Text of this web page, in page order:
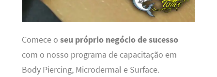
Comece o seu próprio negócio de sucesso
com o nosso programa de capacitação em
Body Piercing, Microdermal e Surface.